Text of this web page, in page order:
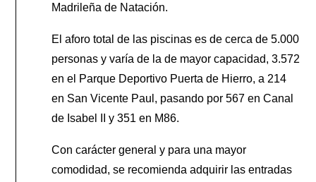
Madrileña de Natación.
El aforo total de las piscinas es de cerca de 5.000
personas y varía de la de mayor capacidad, 3.572
en el Parque Deportivo Puerta de Hierro, a 214
en San Vicente Paul, pasando por 567 en Canal
de Isabel II y 351 en M86.
Con carácter general y para una mayor
comodidad, se recomienda adquirir las entradas